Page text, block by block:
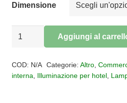
Dimensione
Lampada
LUMIERE
Aggiungi al
COD: N/A Categorie: Altro,
interna
Illuminazione per hotel